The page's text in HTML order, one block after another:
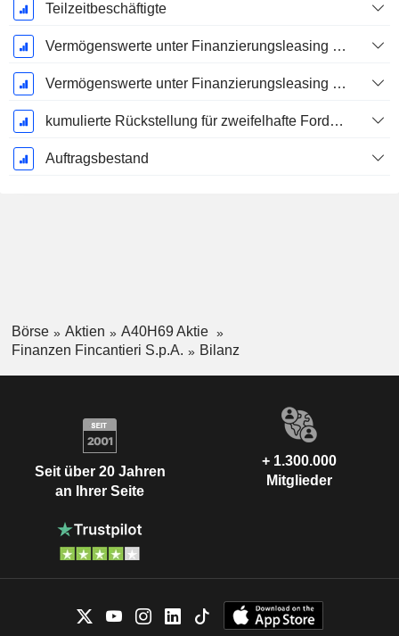
Teilzeitbeschäftigte
Vermögenswerte unter Finanzierungsleasing - Brutto
Vermögenswerte unter Finanzierungsleasing - Kumulierte Abschreibung
kumulierte Rückstellung für zweifelhafte Forderungen (Zusatz)
Auftragsbestand
Börse Aktien
A40H69 Aktie
Finanzen Fincantieri S.p.A.
Bilanz
Seit über 20 Jahren
an Ihrer Seite
+ 1.300.000
Mitglieder